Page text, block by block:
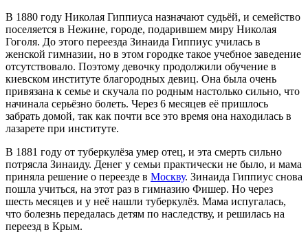
В 1880 году Николая Гиппиуса назначают судьёй, и семейство
поселяется в Нежине, городе, подарившем миру Николая
Гоголя. До этого переезда Зинаида Гиппиус училась в
женской гимназии, но в этом городке такое учебное заведение
отсутствовало. Поэтому девочку продолжили обучение в
киевском институте благородных девиц. Она была очень
привязана к семье и скучала по родным настолько сильно, что
начинала серьёзно болеть. Через 6 месяцев её пришлось
забрать домой, так как почти все это время она находилась в
лазарете при институте.
В 1881 году от туберкулёза умер отец, и эта смерть сильно
потрясла Зинаиду. Денег у семьи практически не было, и мама
приняла решение о переезде в Москву. Зинаида Гиппиус снова
пошла учиться, на этот раз в гимназию Фишер. Но через
шесть месяцев и у неё нашли туберкулёз. Мама испугалась,
что болезнь передалась детям по наследству, и решилась на
переезд в Крым.